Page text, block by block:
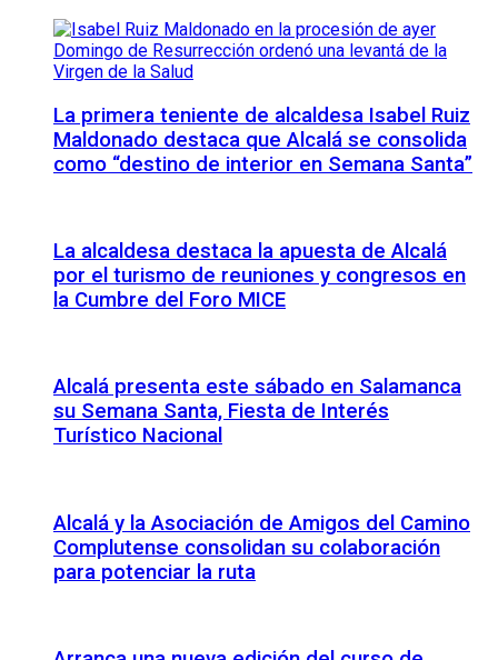
La primera teniente de alcaldesa Isabel Ruiz
Maldonado destaca que Alcalá se consolida
como “destino de interior en Semana Santa”
La alcaldesa destaca la apuesta de Alcalá
por el turismo de reuniones y congresos en
la Cumbre del Foro MICE
Alcalá presenta este sábado en Salamanca
su Semana Santa, Fiesta de Interés
Turístico Nacional
Alcalá y la Asociación de Amigos del Camino
Complutense consolidan su colaboración
para potenciar la ruta